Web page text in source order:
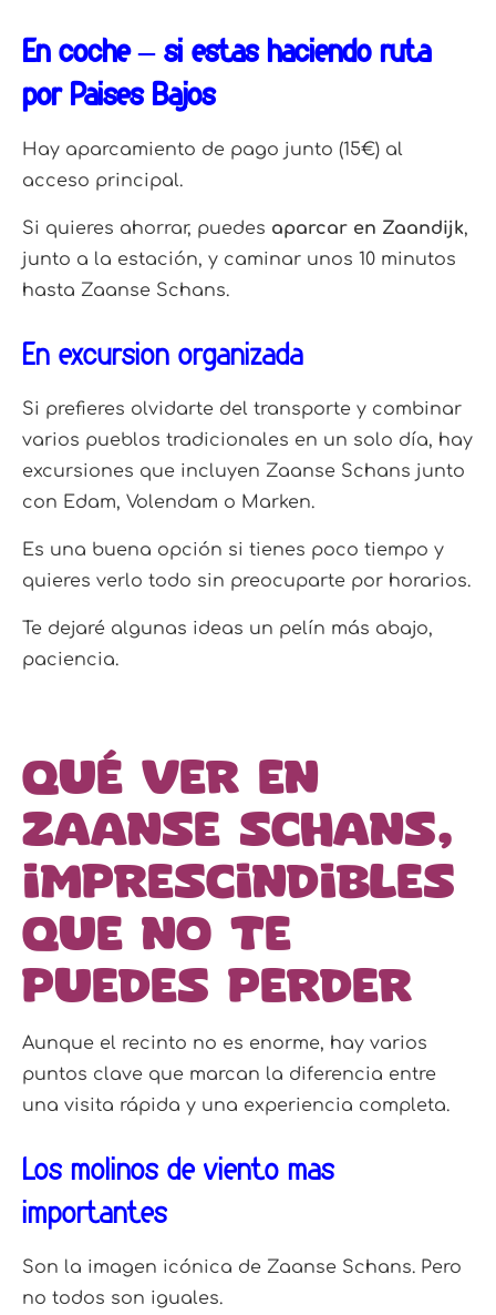
En coche – si estás haciendo ruta
por Países Bajos
Hay aparcamiento de pago junto (15€) al
acceso principal.
Si quieres ahorrar, puedes aparcar en Zaandijk,
junto a la estación, y caminar unos 10 minutos
hasta Zaanse Schans.
En excursión organizada
Si prefieres olvidarte del transporte y combinar
varios pueblos tradicionales en un solo día, hay
excursiones que incluyen Zaanse Schans junto
con Edam, Volendam o Marken.
Es una buena opción si tienes poco tiempo y
quieres verlo todo sin preocuparte por horarios.
Te dejaré algunas ideas un pelín más abajo,
paciencia.
Qué ver en
Zaanse Schans,
imprescindibles
que no te
puedes perder
Aunque el recinto no es enorme, hay varios
puntos clave que marcan la diferencia entre
una visita rápida y una experiencia completa.
Los molinos de viento más
importantes
Son la imagen icónica de Zaanse Schans. Pero
no todos son iguales.